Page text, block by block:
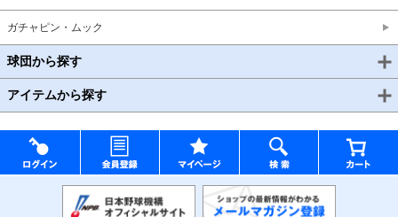
ガチャピン・ムック
球団から探す
アイテムから探す